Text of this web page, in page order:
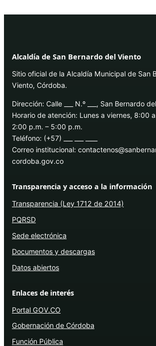
Alcaldía de San Bernardo del Viento
Sitio oficial de la Alcaldía Municipal de San
Viento, Córdoba.
Dirección: Calle ___ N.º ___, San Bernardo
Horario de atención: Lunes a viernes, 8:00
2:00 p.m. – 5:00 p.m.
Teléfono: (+57) ___ ___ ____
Correo institucional:
cordoba.gov.co
Transparencia y acceso a la información
Transparencia (Ley 1712 de 2014)
PQRSD
Sede electrónica
Documentos y descargas
Datos abiertos
Enlaces de interés
Portal GOV.CO
Gobernación de Córdoba
Función Pública